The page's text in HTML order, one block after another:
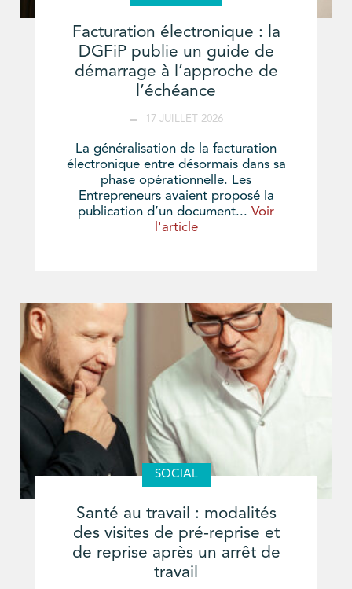
Facturation électronique : la
DGFiP publie un guide de
démarrage à l’approche de
l’échéance
17 JUILLET 2026
La généralisation de la facturation
électronique entre désormais dans sa
phase opérationnelle. Les
Entrepreneurs avaient proposé la
publication d’un document... Voir
l'article
SOCIAL
Santé au travail : modalités
des visites de pré-reprise et
de reprise après un arrêt de
travail